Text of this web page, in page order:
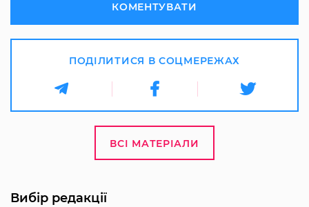
КОМЕНТУВАТИ
ПОДІЛИТИСЯ В СОЦМЕРЕЖАХ
ВСІ МАТЕРІАЛИ
Вибір редакції